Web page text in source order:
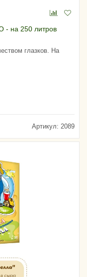
- на 250 литров
глазков. На
Артикул: 2089